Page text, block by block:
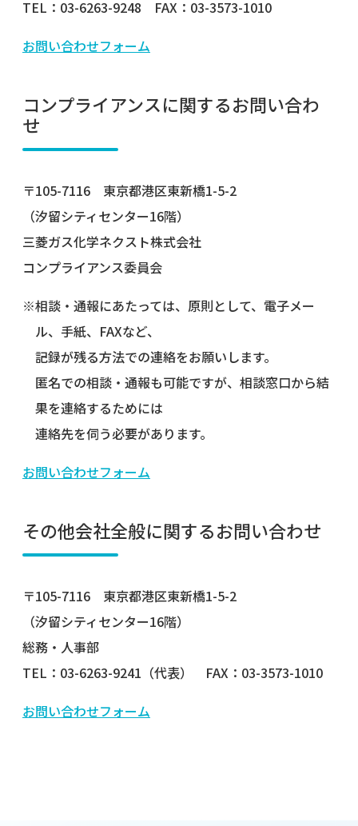
TEL：03-6263-9248 FAX：03-3573-1010
お問い合わせフォーム
コンプライアンスに関するお問い合わ
せ
〒105-7116 東京都港区東新橋1-5-2
（汐留シティセンター16階）
三菱ガス化学ネクスト株式会社
コンプライアンス委員会
※相談・通報にあたっては、原則として、電子メー
ル、手紙、FAXなど、
記録が残る方法での連絡をお願いします。
匿名での相談・通報も可能ですが、相談窓口から結
果を連絡するためには
連絡先を伺う必要があります。
お問い合わせフォーム
その他会社全般に関するお問い合わせ
〒105-7116 東京都港区東新橋1-5-2
（汐留シティセンター16階）
総務・人事部
TEL：03-6263-9241（代表） FAX：03-3573-1010
お問い合わせフォーム